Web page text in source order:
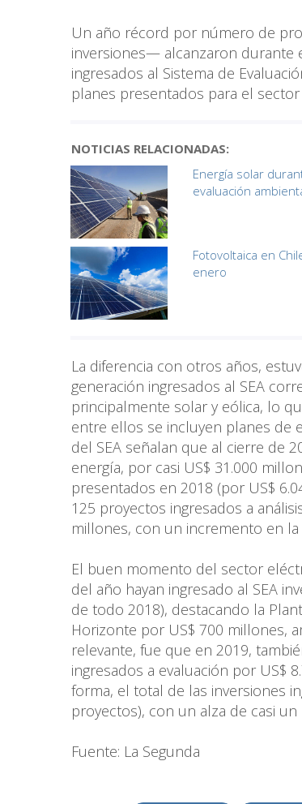
Un año récord por número de
inversiones— alcanzaron durante
ingresados al Sistema de
planes presentados para el
NOTICIAS RELACIONADAS:
Energía solar
evaluación
Fotovoltaica en
enero
La diferencia con otros años,
generación ingresados al SEA
principalmente solar y eólica, lo
entre ellos se incluyen planes de
del SEA señalan que al cierre de
energía, por casi US$ 31.000
presentados en 2018 (por US$
125 proyectos ingresados a
millones, con un incremento en
El buen momento del sector
del año hayan ingresado al SEA
de todo 2018), destacando la
Horizonte por US$ 700 millones,
relevante, fue que en 2019,
ingresados a evaluación por US$
forma, el total de las inversiones
proyectos), con un alza de casi
Fuente: La Segunda